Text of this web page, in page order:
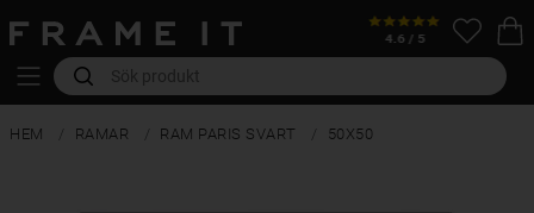
HEM RAMAR RAM PARIS SVART 50X50